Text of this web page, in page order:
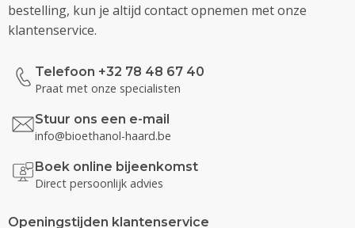
bestelling, kun je altijd contact opnemen met onze
klantenservice.
Telefoon +32 78 48 67 40
Praat met onze specialisten
Stuur ons een e-mail
info@bioethanol-haard.be
Boek online bijeenkomst
Direct persoonlijk advies
Openingstijden klantenservice